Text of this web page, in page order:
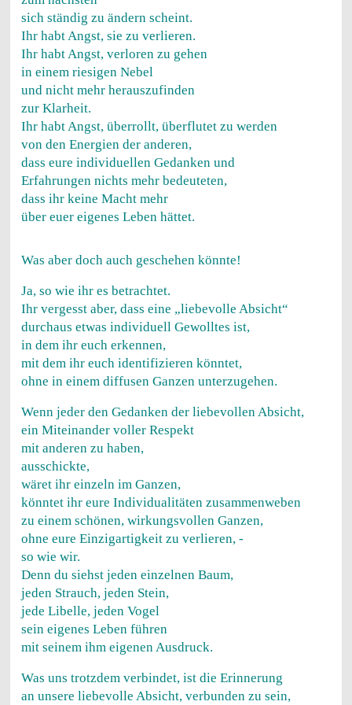
sich ständig zu ändern scheint.
Ihr habt Angst, sie zu verlieren.
Ihr habt Angst, verloren zu gehen
in einem riesigen Nebel
und nicht mehr herauszufinden
zur Klarheit.
Ihr habt Angst, überrollt, überflutet zu werden
von den Energien der anderen,
dass eure individuellen Gedanken und
Erfahrungen nichts mehr bedeuteten,
dass ihr keine Macht mehr
über euer eigenes Leben hättet.
Was aber doch auch geschehen könnte!
Ja, so wie ihr es betrachtet.
Ihr vergesst aber, dass eine „liebevolle Absicht“
durchaus etwas individuell Gewolltes ist,
in dem ihr euch erkennen,
mit dem ihr euch identifizieren könntet,
ohne in einem diffusen Ganzen unterzugehen.
Wenn jeder den Gedanken der liebevollen Absicht,
ein Miteinander voller Respekt
mit anderen zu haben,
ausschickte,
wäret ihr einzeln im Ganzen,
könntet ihr eure Individualitäten zusammenweben
zu einem schönen, wirkungsvollen Ganzen,
ohne eure Einzigartigkeit zu verlieren, -
so wie wir.
Denn du siehst jeden einzelnen Baum,
jeden Strauch, jeden Stein,
jede Libelle, jeden Vogel
sein eigenes Leben führen
mit seinem ihm eigenen Ausdruck.
Was uns trotzdem verbindet, ist die Erinnerung
an unsere liebevolle Absicht, verbunden zu sein,